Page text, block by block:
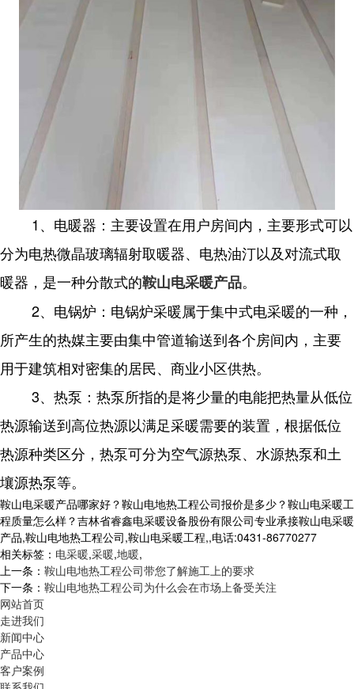
1、电暖器：主要设置在用户房间内，主要形式可以
分为电热微晶玻璃辐射取暖器、电热油汀以及对流式取
暖器，是一种分散式的鞍山电采暖产品。
2、电锅炉：电锅炉采暖属于集中式电采暖的一种，
所产生的热媒主要由集中管道输送到各个房间内，主要
用于建筑相对密集的居民、商业小区供热。
3、热泵：热泵所指的是将少量的电能把热量从低位
热源输送到高位热源以满足采暖需要的装置，根据低位
热源种类区分，热泵可分为空气源热泵、水源热泵和土
壤源热泵等。
鞍山电采暖产品哪家好？鞍山电地热工程公司报价是多少？鞍山电采暖工
程质量怎么样？吉林省睿鑫电采暖设备股份有限公司专业承接鞍山电采暖
产品,鞍山电地热工程公司,鞍山电采暖工程,,电话:0431-86770277
相关标签： 电采暖,采暖,地暖,
上一条： 鞍山电地热工程公司带您了解施工上的要求
下一条： 鞍山电地热工程公司为什么会在市场上备受关注
网站首页
走进我们
新闻中心
产品中心
客户案例